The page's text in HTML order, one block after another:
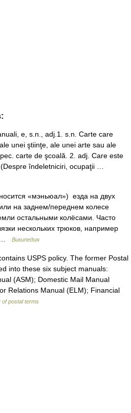
e, s.n., adj.1. s.n. Carte care
unei ştiinţe, ale unei arte sau ale
carte de şcoală. 2. adj. Care este
îndeletniciri, ocupaţii …
«мэньюал») езда на двух
на заднем/переднем колесе
остальными колёсами. Часто
нескольких трюков, например
…
Википедия
USPS policy. The former Postal
into these six subject manuals:
(ASM); Domestic Mail Manual
Relations Manual (ELM); Financial
of postal terms